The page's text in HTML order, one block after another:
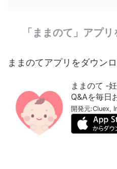
「ままのて」アプ
ままのてアプリをダウン
ままのて ‐
Q&Aを毎日
開発元:Cluex,